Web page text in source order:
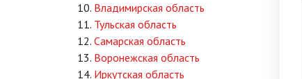
Владимирская область
Тульская область
Самарская область
Воронежская область
Иркутская область